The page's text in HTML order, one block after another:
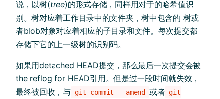
说，以树(tree)的形式存储，同样用对于的哈希值识
别。树对应着工作目录中的文件夹，树中包含的 树或
者blob对象对应着相应的子目录和文件。每次提交都
存储下它的上一级树的识别码。
如果用detached HEAD提交，那么最后一次提交会被
the reflog for HEAD引用。但是过一段时间就失效，
最终被回收，与 git commit --amend 或者 git